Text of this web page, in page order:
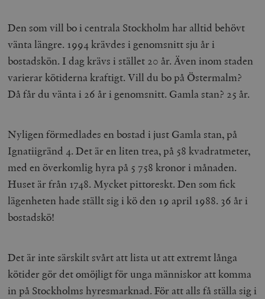
Den som vill bo i centrala Stockholm har alltid behövt
vänta längre. 1994 krävdes i genomsnitt sju år i
bostadskön. I dag krävs i stället 20 år. Även inom staden
varierar kötiderna kraftigt. Vill du bo på Östermalm?
Då får du vänta i 26 år i genomsnitt. Gamla stan? 25 år.
Nyligen förmedlades en bostad i just Gamla stan, på
Ignatiigränd 4. Det är en liten trea, på 58 kvadratmeter,
med en överkomlig hyra på 5 758 kronor i månaden.
Huset är från 1748. Mycket pittoreskt. Den som fick
lägenheten hade ställt sig i kö den 19 april 1988. 36 år i
bostadskö!
Det är inte särskilt svårt att lista ut att extremt långa
kötider gör det omöjligt för unga människor att komma
in på Stockholms hyresmarknad. För att alls få ställa sig i